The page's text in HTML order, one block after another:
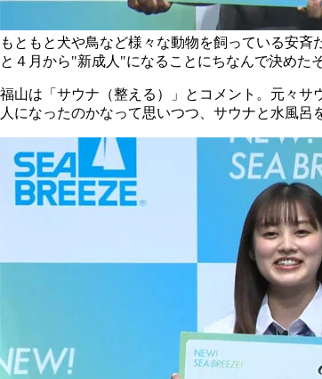
もともと犬や鳥など様々な動物を飼っている安
と４月から"新成人"になることにちなんで決めたそ
福山は「サウナ（整える）」とコメント。元々
人になったのかなって思いつつ、サウナと水風